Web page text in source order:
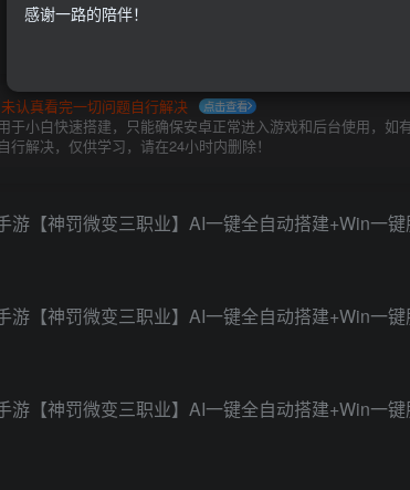
认真看完一切问题自行解决 点击查看
于小白快速搭建，只能确保安卓正常进入游戏和后台使用，
行解决，仅供学习，请在24小时内删除！
感谢一路的陪伴！